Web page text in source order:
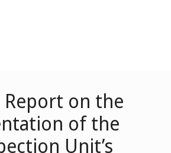
Report on the
of the
Unit’s